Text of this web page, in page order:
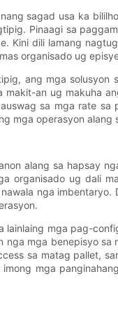
sagad usa ka
Pinaagi sa
Kini dili lamang
organisado ug
ang mga
an ug makuha
sa mga rate
mga operasyon alang
alang sa hapsay
organisado ug dali
nga
lainlaing mga pag-
mga benepisyo
sa matag pallet,
mga